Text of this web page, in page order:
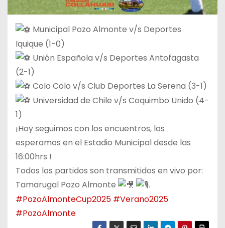
Municipal Pozo Almonte v/s Deportes
Iquique (1-0)
Unión Española v/s Deportes Antofagasta
(2-1)
Colo Colo v/s Club Deportes La Serena (3-1)
Universidad de Chile v/s Coquimbo Unido (4-
1)
¡Hoy seguimos con los encuentros, los
esperamos en el Estadio Municipal desde las
16:00hrs !
Todos los partidos son transmitidos en vivo por:
Tamarugal Pozo Almonte
.
#PozoAlmonteCup2025 #Verano2025
#PozoAlmonte